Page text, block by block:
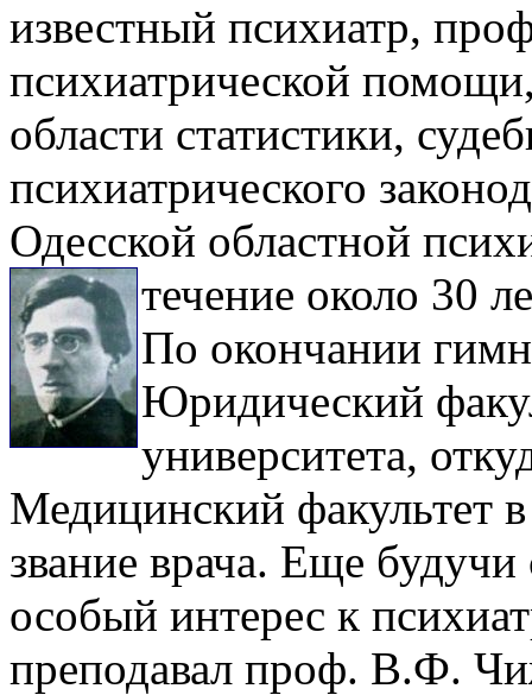
известный психиатр,
психиатрической
области статистики,
психиатрического
Одесской областной
течение около 30
По окончании
Юридический
университета,
Медицинский факультет
звание врача. Еще
особый интерес к
преподавал проф. В.Ф.